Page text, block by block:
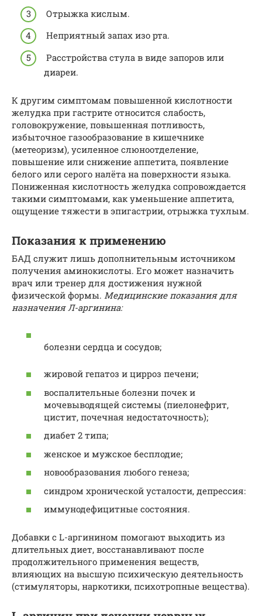
Отрыжка кислым.
Неприятный запах изо рта.
Расстройства стула в виде запоров или
диареи.
К другим симптомам повышенной кислотности
желудка при гастрите относится слабость,
головокружение, повышенная потливость,
избыточное газообразование в кишечнике
(метеоризм), усиленное слюноотделение,
повышение или снижение аппетита, появление
белого или серого налёта на поверхности языка.
Пониженная кислотность желудка сопровождается
такими симптомами, как уменьшение аппетита,
ощущение тяжести в эпигастрии, отрыжка тухлым.
Показания к применению
БАД служит лишь дополнительным источником
получения аминокислоты. Его может назначить
врач или тренер для достижения нужной
физической формы. Медицинские показания для
назначения Л-аргинина:
болезни сердца и сосудов;
жировой гепатоз и цирроз печени;
воспалительные болезни почек и
мочевыводящей системы (пиелонефрит,
цистит, почечная недостаточность);
диабет 2 типа;
женское и мужское бесплодие;
новообразования любого генеза;
синдром хронической усталости, депрессия:
иммунодефицитные состояния.
Добавки с L-аргинином помогают выходить из
длительных диет, восстанавливают после
продолжительного применения веществ,
влияющих на высшую психическую деятельность
(стимуляторы, наркотики, психотропные вещества).